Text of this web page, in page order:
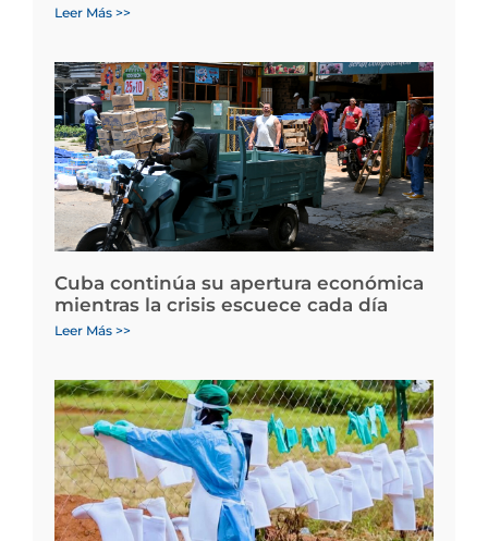
Leer Más >>
Cuba continúa su apertura económica
mientras la crisis escuece cada día
Leer Más >>